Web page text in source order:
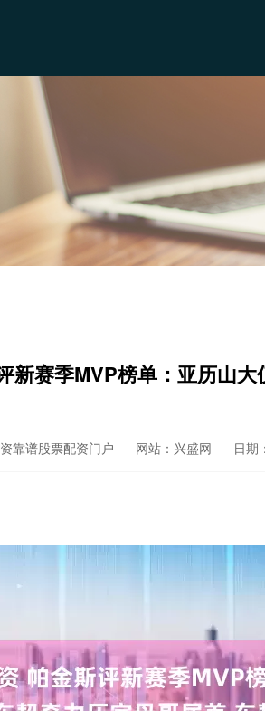
新赛季MVP榜单：亚历山
靠谱股票配资门户 网站：兴盛网 日期